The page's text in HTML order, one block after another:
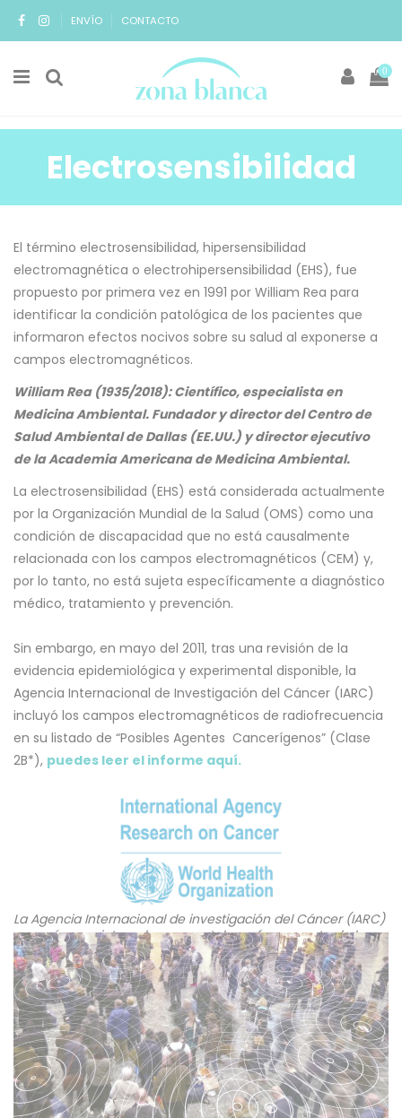
ENVÍO CONTACTO
0
Electrosensibilidad
El término electrosensibilidad, hipersensibilidad
electromagnética o electrohipersensibilidad (EHS), fue
propuesto por primera vez en 1991 por William Rea para
identificar la condición patológica de los pacientes que
informaron efectos nocivos sobre su salud al exponerse a
campos electromagnéticos.
William Rea (1935/2018): Científico, especialista en
Medicina Ambiental. Fundador y director del Centro de
Salud Ambiental de Dallas (EE.UU.) y director ejecutivo
de la Academia Americana de Medicina Ambiental.
La electrosensibilidad (EHS) está considerada actualmente
por la Organización Mundial de la Salud (OMS) como una
condición de discapacidad que no está causalmente
relacionada con los campos electromagnéticos (CEM) y,
por lo tanto, no está sujeta específicamente a diagnóstico
médico, tratamiento y prevención.
Sin embargo, en mayo del 2011, tras una revisión de la
evidencia epidemiológica y experimental disponible, la
Agencia Internacional de Investigación del Cáncer (IARC)
incluyó los campos electromagnéticos de radiofrecuencia
en su listado de “Posibles Agentes Cancerígenos” (Clase
2B*), puedes leer el informe aquí.
La Agencia Internacional de investigación del Cáncer (IARC)
es un órgano intergubernamental que forma parte de la
Organización Mundial de la Salud de las Naciones Unidas.